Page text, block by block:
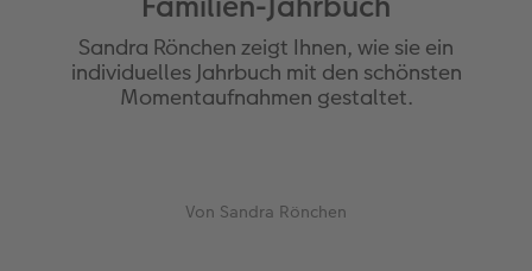
Jahrbuch gestalten
CEWE FOTOBUCH Kids
Bilderboxen
Premium Poster
Photo Streetmap Poster
Acrylglas
Dankeskarten Kommunion
Dankeskarten
Textilien
Schule & Büro
Wandkalender mit Design
NEU: Wandkalender Fineline
Max Case
Smartflip
nachhaltiger Schenken
Danke sagen
Liebe schenken
Fototipps
Sandra Rönchen zeigt Ihnen, wie sie ein
individuelles Jahrbuch mit den schönsten
Momentaufnahmen gestaltet.
Von Sandra Rönchen